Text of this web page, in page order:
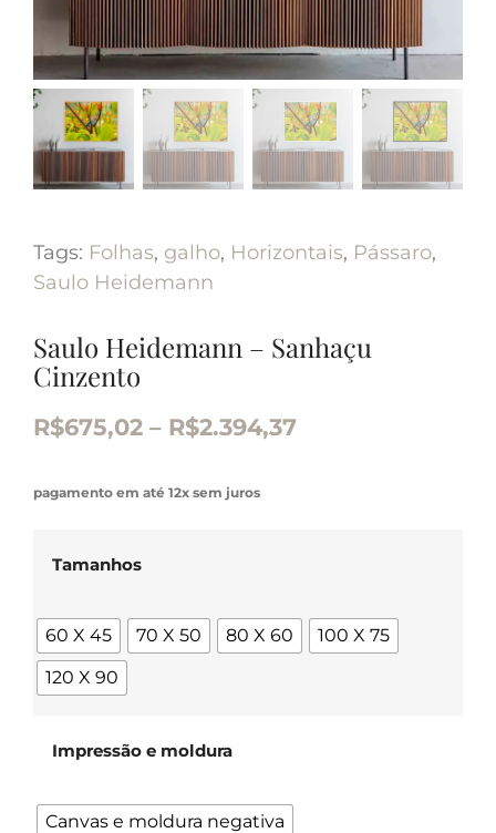
Tags: Folhas, galho, Horizontais, Pássaro,
Saulo Heidemann
Saulo Heidemann – Sanhaçu
Cinzento
R$675,02 – R$2.394,37
pagamento em até 12x sem juros
Tamanhos
60 X 45 70 X 50 80 X 60
100 X 75
120 X 90
Impressão e moldura
Canvas e moldura negativa